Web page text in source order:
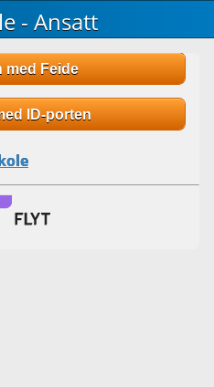
- Ansatt
med Feide
ID-porten